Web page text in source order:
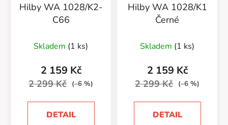
Hilby WA 1028/K2-
C66
Skladem (1 ks)
2 159 Kč
2 299 Kč (–6 %)
DETAIL
Hilby WA 1028/K1
Černé
Skladem (1 ks)
2 159 Kč
2 299 Kč (–6 %)
DETAIL